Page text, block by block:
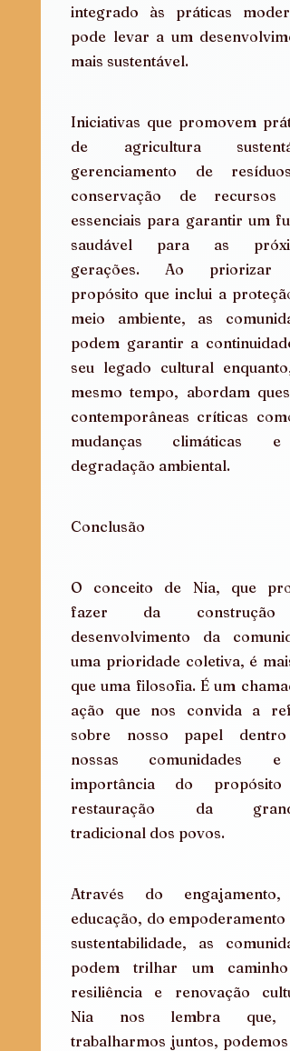
integrado às práticas
pode levar a um
mais sustentável.
Iniciativas que promovem
de agricultura
gerenciamento de
conservação de recursos
essenciais para garantir um
saudável para as
gerações. Ao priorizar
propósito que inclui a
meio ambiente, as
podem garantir a
seu legado cultural
mesmo tempo, abordam
contemporâneas críticas
mudanças climáticas
degradação ambiental.
Conclusão
O conceito de Nia, que
fazer da
desenvolvimento da
uma prioridade coletiva, é
que uma filosofia. É um
ação que nos convida a
sobre nosso papel dentro
nossas comunidades
importância do propósito
restauração da
tradicional dos povos.
Através do engajamento,
educação, do empoderamento
sustentabilidade, as
podem trilhar um caminho
resiliência e renovação
Nia nos lembra que,
trabalharmos juntos, podemos